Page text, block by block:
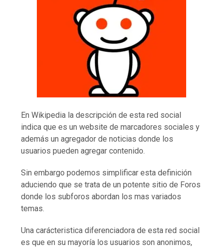
En Wikipedia la descripción de esta red social
indica que es un website de marcadores sociales y
además un agregador de noticias donde los
usuarios pueden agregar contenido.
Sin embargo podemos simplificar esta definición
aduciendo que se trata de un potente sitio de Foros
donde los subforos abordan los mas variados
temas.
Una carácteristica diferenciadora de esta red social
es que en su mayoría los usuarios son anonimos,